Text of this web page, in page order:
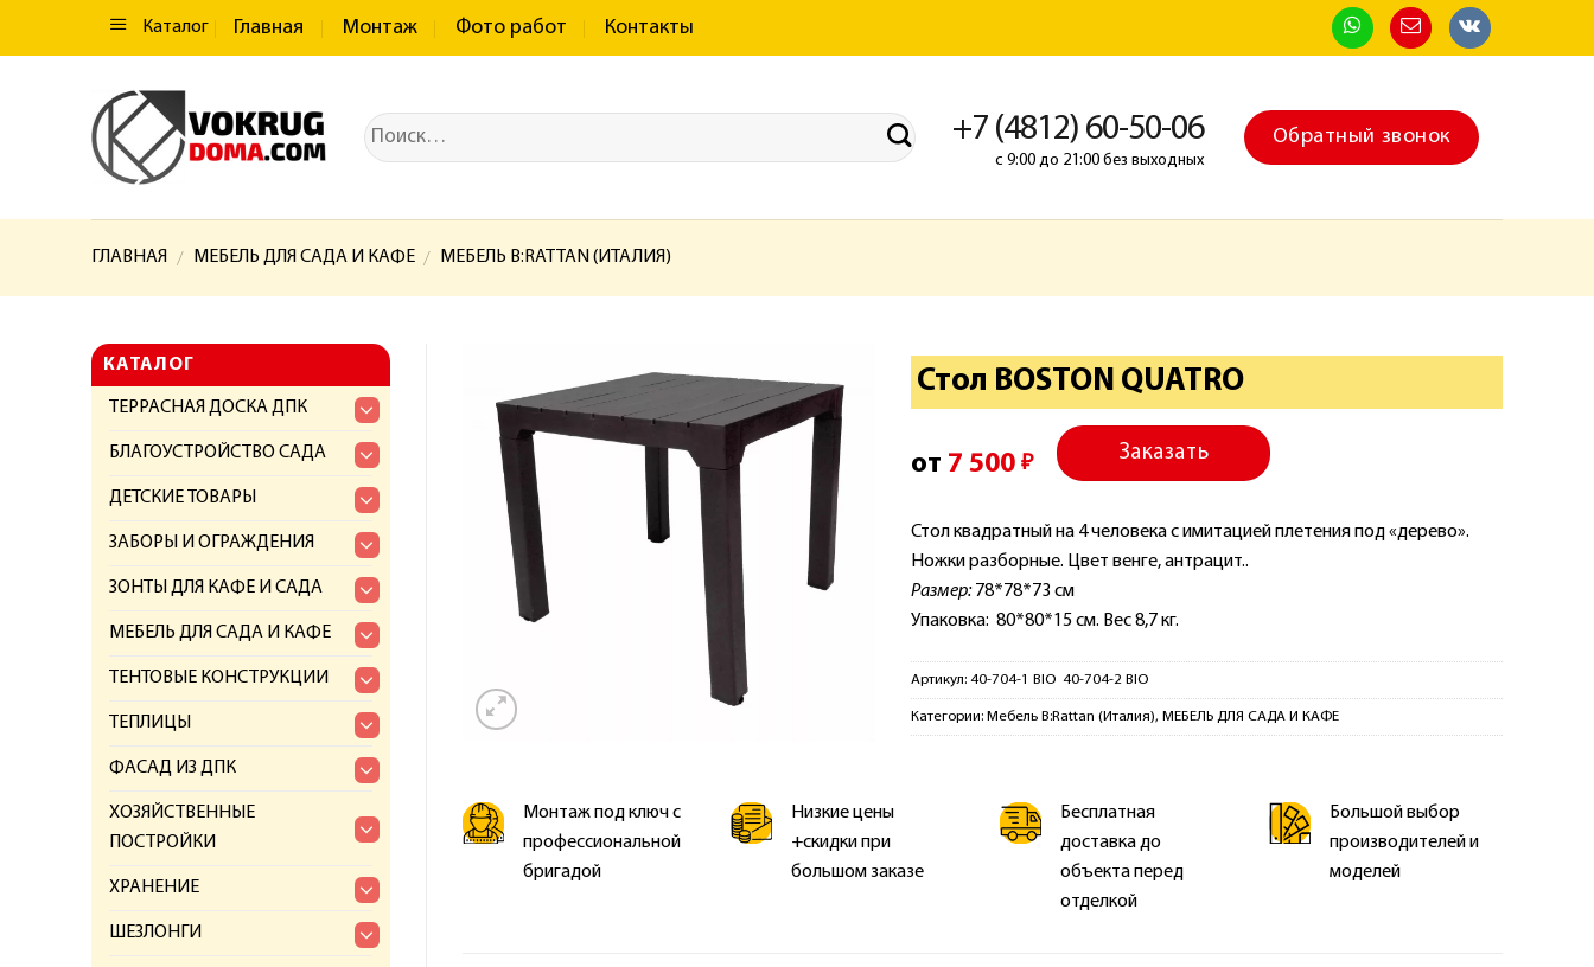
Каталог Главная Монтаж Фото работ Контакты
+7 (4812) 60-50-06
с 9:00 до 21:00 без выходных
Обратный звонок
ГЛАВНАЯ / МЕБЕЛЬ ДЛЯ САДА И КАФЕ / МЕБЕЛЬ B:RATTAN (ИТАЛИЯ)
Стол BOSTON QUATRO
от 7 500 ₽
Заказать
Стол квадратный на 4 человека с имитацией плетения под «дерево».
Ножки разборные. Цвет венге, антрацит..
Размер:78*78*73 см
Упаковка: 80*80*15 см. Вес 8,7 кг.
Артикул: 40-704-1 BIO 40-704-2 BIO
Категории: Мебель B:Rattan (Италия), МЕБЕЛЬ ДЛЯ САДА И КАФЕ
Монтаж под ключ с
профессиональной
бригадой
Низкие цены
+скидки при
большом заказе
Бесплатная
доставка до
объекта перед
отделкой
Большой выбор
производителей и
моделей
КАТАЛОГ
ТЕРРАСНАЯ ДОСКА ДПК
БЛАГОУСТРОЙСТВО САДА
ДЕТСКИЕ ТОВАРЫ
ЗАБОРЫ И ОГРАЖДЕНИЯ
ЗОНТЫ ДЛЯ КАФЕ И САДА
МЕБЕЛЬ ДЛЯ САДА И КАФЕ
ТЕНТОВЫЕ КОНСТРУКЦИИ
ТЕПЛИЦЫ
ФАСАД ИЗ ДПК
ХОЗЯЙСТВЕННЫЕ
ПОСТРОЙКИ
ХРАНЕНИЕ
ШЕЗЛОНГИ